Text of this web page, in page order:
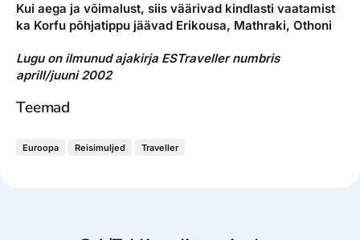
Kui aega ja võimalust, siis väärivad kindlasti vaatamist
ka Korfu põhjatippu jäävad Erikousa, Mathraki, Othoni
Lugu on ilmunud ajakirja ESTraveller numbris
aprill/juuni 2002
Teemad
Euroopa Reisimuljed Traveller